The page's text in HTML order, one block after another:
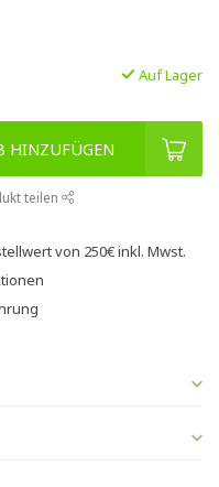
Auf Lager
HINZUFÜGEN
teilen
von 250€inkl. Mwst.